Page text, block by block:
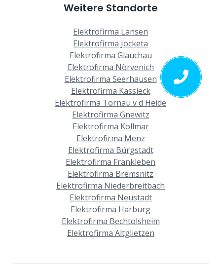
Weitere Standorte
Elektrofirma Lansen
Elektrofirma Jocketa
Elektrofirma Glauchau
Elektrofirma Nörvenich
Elektrofirma Seerhausen
Elektrofirma Kassieck
Elektrofirma Tornau v d Heide
Elektrofirma Gnewitz
Elektrofirma Kollmar
Elektrofirma Menz
Elektrofirma Bürgstadt
Elektrofirma Frankleben
Elektrofirma Bremsnitz
Elektrofirma Niederbreitbach
Elektrofirma Neustadt
Elektrofirma Harburg
Elektrofirma Bechtolsheim
Elektrofirma Altglietzen